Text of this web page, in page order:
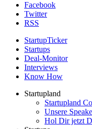
Facebook
Twitter
RSS
StartupTicker
Startups
Deal-Monitor
Interviews
Know How
Startupland
Startupland
Unsere
Hol Dir jetzt